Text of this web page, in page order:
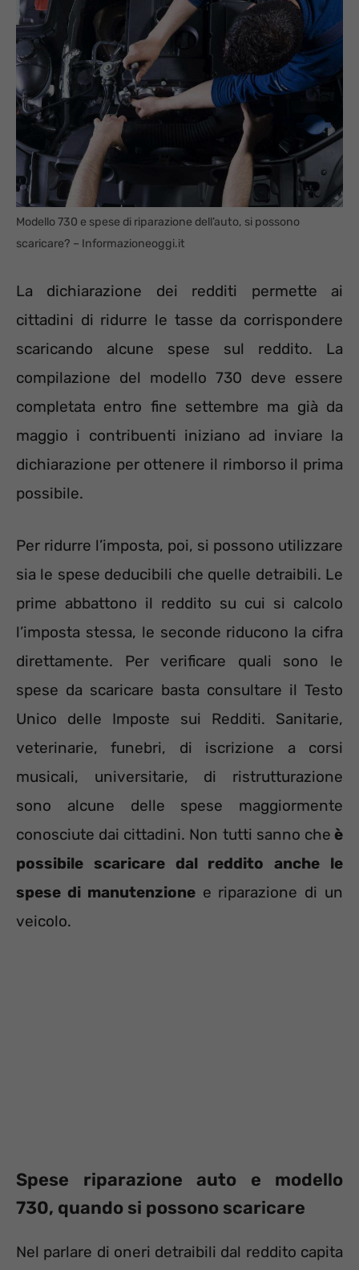
Modello 730 e spese di riparazione dell’auto, si possono
scaricare? – Informazioneoggi.it
La dichiarazione dei redditi permette ai
cittadini di ridurre le tasse da corrispondere
scaricando alcune spese sul reddito. La
compilazione del modello 730 deve essere
completata entro fine settembre ma già da
maggio i contribuenti iniziano ad inviare la
dichiarazione per ottenere il rimborso il prima
possibile.
Per ridurre l’imposta, poi, si possono utilizzare
sia le spese deducibili che quelle detraibili. Le
prime abbattono il reddito su cui si calcolo
l’imposta stessa, le seconde riducono la cifra
direttamente. Per verificare quali sono le
spese da scaricare basta consultare il Testo
Unico delle Imposte sui Redditi. Sanitarie,
veterinarie, funebri, di iscrizione a corsi
musicali, universitarie, di ristrutturazione
sono alcune delle spese maggiormente
conosciute dai cittadini. Non tutti sanno che è
possibile scaricare dal reddito anche le
spese di manutenzionee riparazione di un
veicolo.
Spese riparazione auto e modello
730, quando si possono scaricare
Nel parlare di oneri detraibili dal reddito capita